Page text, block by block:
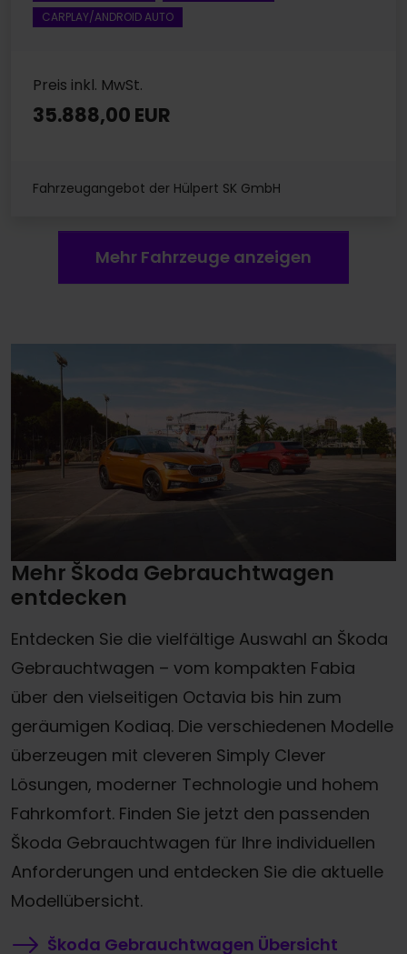
CARPLAY/ANDROID AUTO
Preis inkl. MwSt.
35.888,00 EUR
Fahrzeugangebot der Hülpert SK GmbH
Mehr Fahrzeuge anzeigen
Mehr Škoda Gebrauchtwagen
entdecken
Entdecken Sie die vielfältige Auswahl an Škoda
Gebrauchtwagen – vom kompakten Fabia
über den vielseitigen Octavia bis hin zum
geräumigen Kodiaq. Die verschiedenen Modelle
überzeugen mit cleveren Simply Clever
Lösungen, moderner Technologie und hohem
Fahrkomfort. Finden Sie jetzt den passenden
Škoda Gebrauchtwagen für Ihre individuellen
Anforderungen und entdecken Sie die aktuelle
Modellübersicht.
Škoda Gebrauchtwagen Übersicht